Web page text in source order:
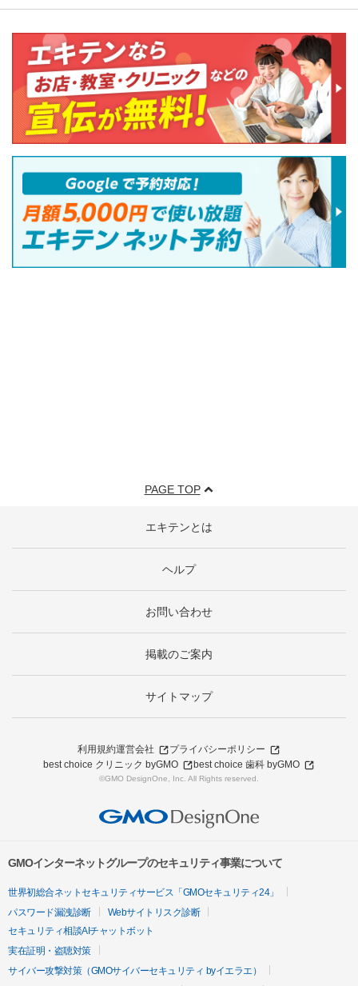
PAGE TOP
エキテンとは
ヘルプ
お問い合わせ
掲載のご案内
サイトマップ
利用規約運営会社
プライバシーポリシー
best choice クリニック byGMO
best choice 歯科 byGMO
©GMO DesignOne, Inc. All Rights reserved.
GMOインターネットグループのセキュリティ事業について
世界初総合ネットセキュリティサービス「GMOセキュリティ24」
パスワード漏洩診断
Webサイトリスク診断
セキュリティ相談AIチャットボット
実在証明・盗聴対策
サイバー攻撃対策（GMOサイバーセキュリティ byイエラエ）